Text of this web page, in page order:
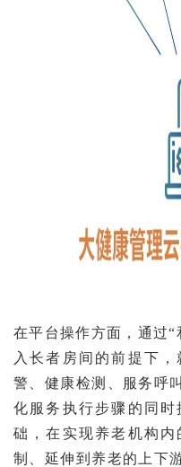
在平台操作方面，通过
入长者房间的前提下
警、健康检测、服务呼
化服务执行步骤的同
础，在实现养老机构
制、延伸到养老的上下